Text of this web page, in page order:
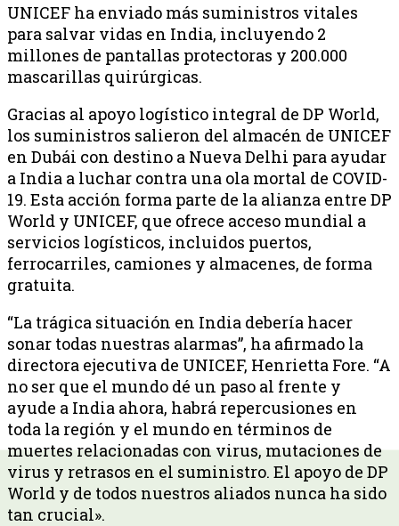
UNICEF ha enviado más suministros vitales
para salvar vidas en India, incluyendo 2
millones de pantallas protectoras y 200.000
mascarillas quirúrgicas.
Gracias al apoyo logístico integral de DP World,
los suministros salieron del almacén de UNICEF
en Dubái con destino a Nueva Delhi para ayudar
a India a luchar contra una ola mortal de COVID-
19. Esta acción forma parte de la alianza entre DP
World y UNICEF, que ofrece acceso mundial a
servicios logísticos, incluidos puertos,
ferrocarriles, camiones y almacenes, de forma
gratuita.
“La trágica situación en India debería hacer
sonar todas nuestras alarmas”, ha afirmado la
directora ejecutiva de UNICEF, Henrietta Fore. “A
no ser que el mundo dé un paso al frente y
ayude a India ahora, habrá repercusiones en
toda la región y el mundo en términos de
muertes relacionadas con virus, mutaciones de
virus y retrasos en el suministro. El apoyo de DP
World y de todos nuestros aliados nunca ha sido
tan crucial».